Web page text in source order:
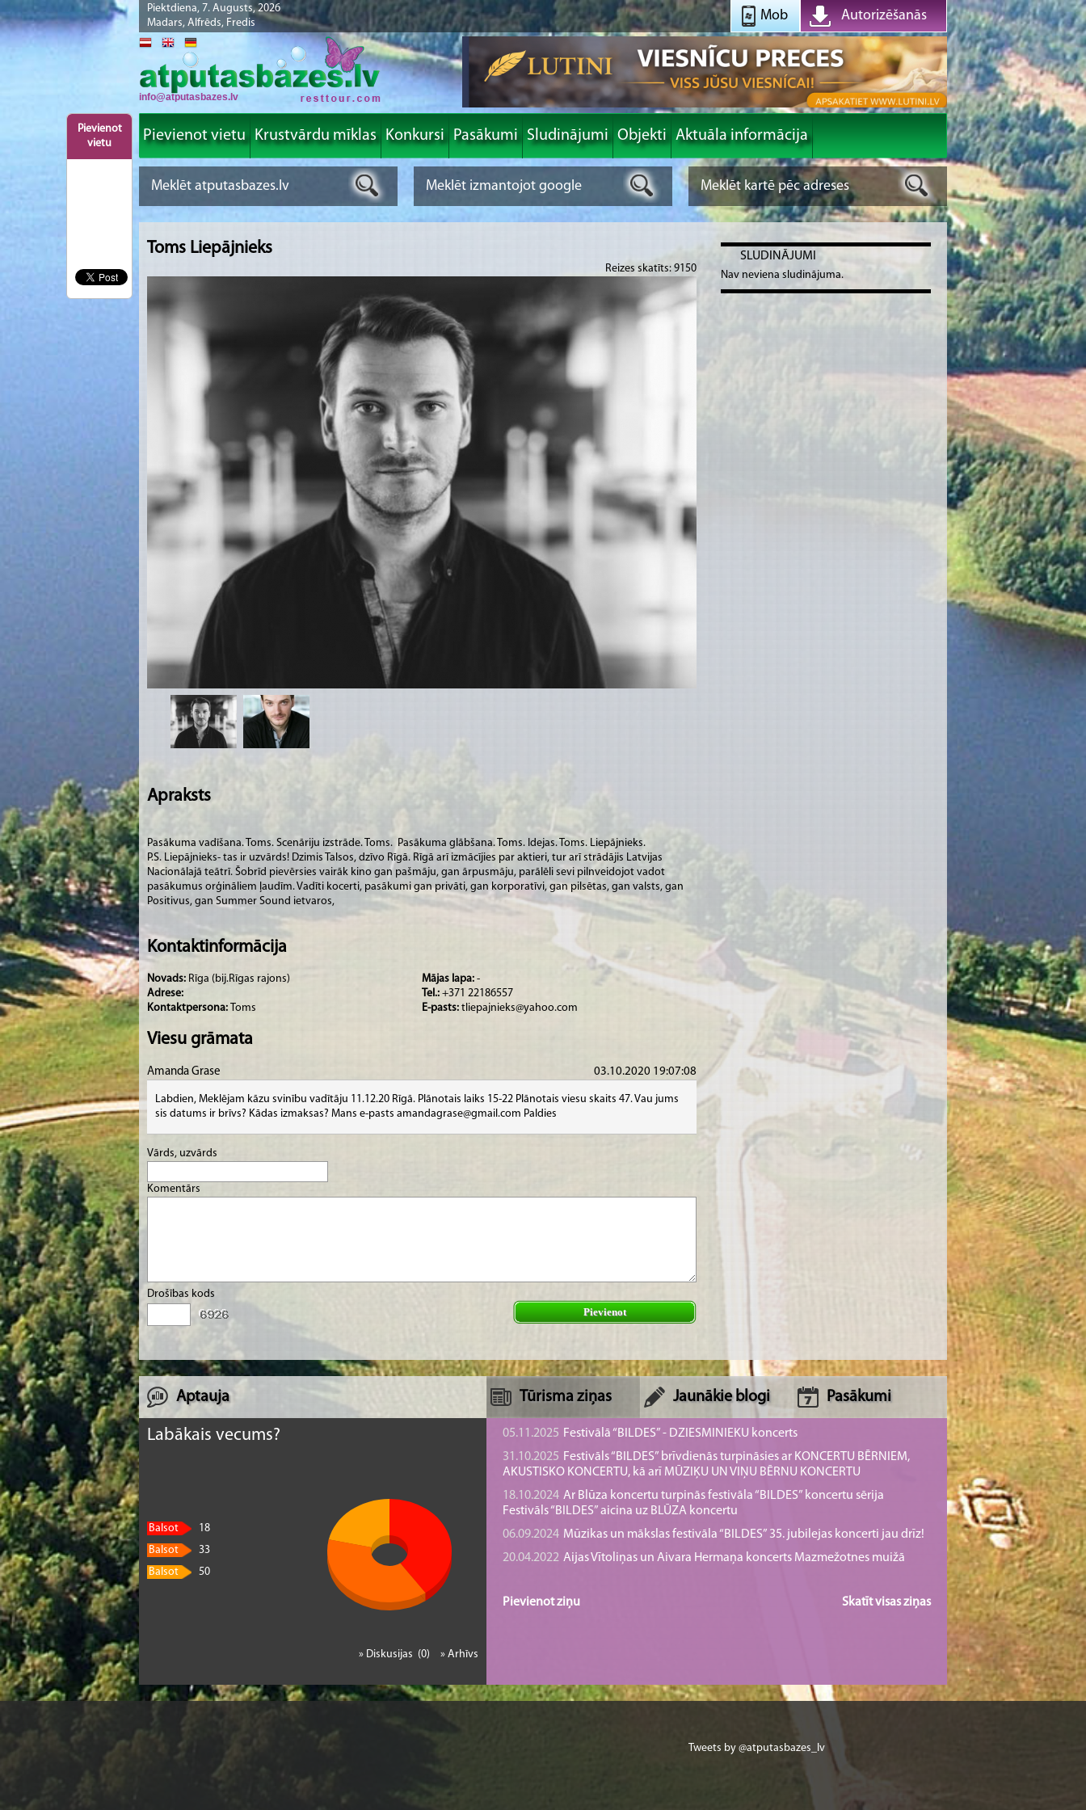
Piektdiena, 7. Augusts, 2026
Madars, Alfrēds, Fredis
Autorizēšanās
Mob
Pievienot
vietu
info@atputasbazes.lv
Pievienot vietu Krustvārdu mīklas Konkursi Pasākumi Sludinājumi Objekti Aktuāla informācija
Toms Liepājnieks
Reizes skatīts: 9150
Apraksts
Pasākuma vadīšana. Toms. Scenāriju izstrāde. Toms. Pasākuma glābšana. Toms. Idejas. Toms. Liepājnieks.
P.S. Liepājnieks- tas ir uzvārds! Dzimis Talsos, dzīvo Rīgā. Rīgā arī izmācījies par aktieri, tur arī strādājis Latvijas
Nacionālajā teātrī. Šobrīd pievērsies vairāk kino gan pašmāju, gan ārpusmāju, parālēli sevi pilnveidojot vadot
pasākumus orģināliem ļaudīm. Vadīti kocerti, pasākumi gan privāti, gan korporatīvi, gan pilsētas, gan valsts, gan
Positivus, gan Summer Sound ietvaros,
Kontaktinformācija
Novads: Rīga (bij.Rīgas rajons)
Adrese:
Kontaktpersona: Toms
Mājas lapa: -
Tel.: +371 22186557
E-pasts: tliepajnieks@yahoo.com
Viesu grāmata
Amanda Grase 03.10.2020 19:07:08
Labdien, Meklējam kāzu svinību vadītāju 11.12.20 Rīgā. Plānotais laiks 15-22 Plānotais viesu skaits 47. Vau jums
sis datums ir brīvs? Kādas izmaksas? Mans e-pasts amandagrase@gmail.com Paldies
Vārds, uzvārds
Komentārs
Drošības kods
Pievienot
SLUDINĀJUMI
Nav neviena sludinājuma.
Aptauja
Labākais vecums?
Balsot
18
Balsot
33
Balsot
50
» Arhīvs
» Diskusijas (0)
Tūrisma ziņas Jaunākie blogi Pasākumi
05.11.2025 Festivālā “BILDES” - DZIESMINIEKU koncerts
31.10.2025 Festivāls “BILDES” brīvdienās turpināsies ar KONCERTU BĒRNIEM,
AKUSTISKO KONCERTU, kā arī MŪZIĶU UN VIŅU BĒRNU KONCERTU
18.10.2024 Ar Blūza koncertu turpinās festivāla “BILDES” koncertu sērija
Festivāls “BILDES” aicina uz BLŪZA koncertu
06.09.2024 Mūzikas un mākslas festivāla “BILDES” 35. jubilejas koncerti jau drīz!
20.04.2022 Aijas Vītoliņas un Aivara Hermaņa koncerts Mazmežotnes muižā
Skatīt visas ziņas
Pievienot ziņu
Tweets by @atputasbazes_lv